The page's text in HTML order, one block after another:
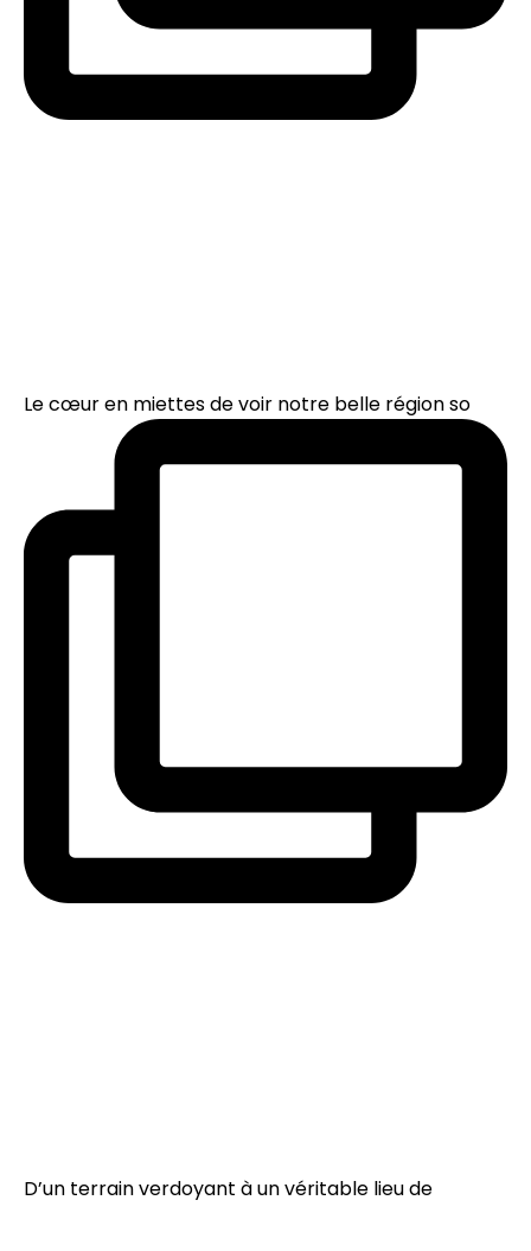
Le cœur en miettes de voir notre belle région so
D’un terrain verdoyant à un véritable lieu de